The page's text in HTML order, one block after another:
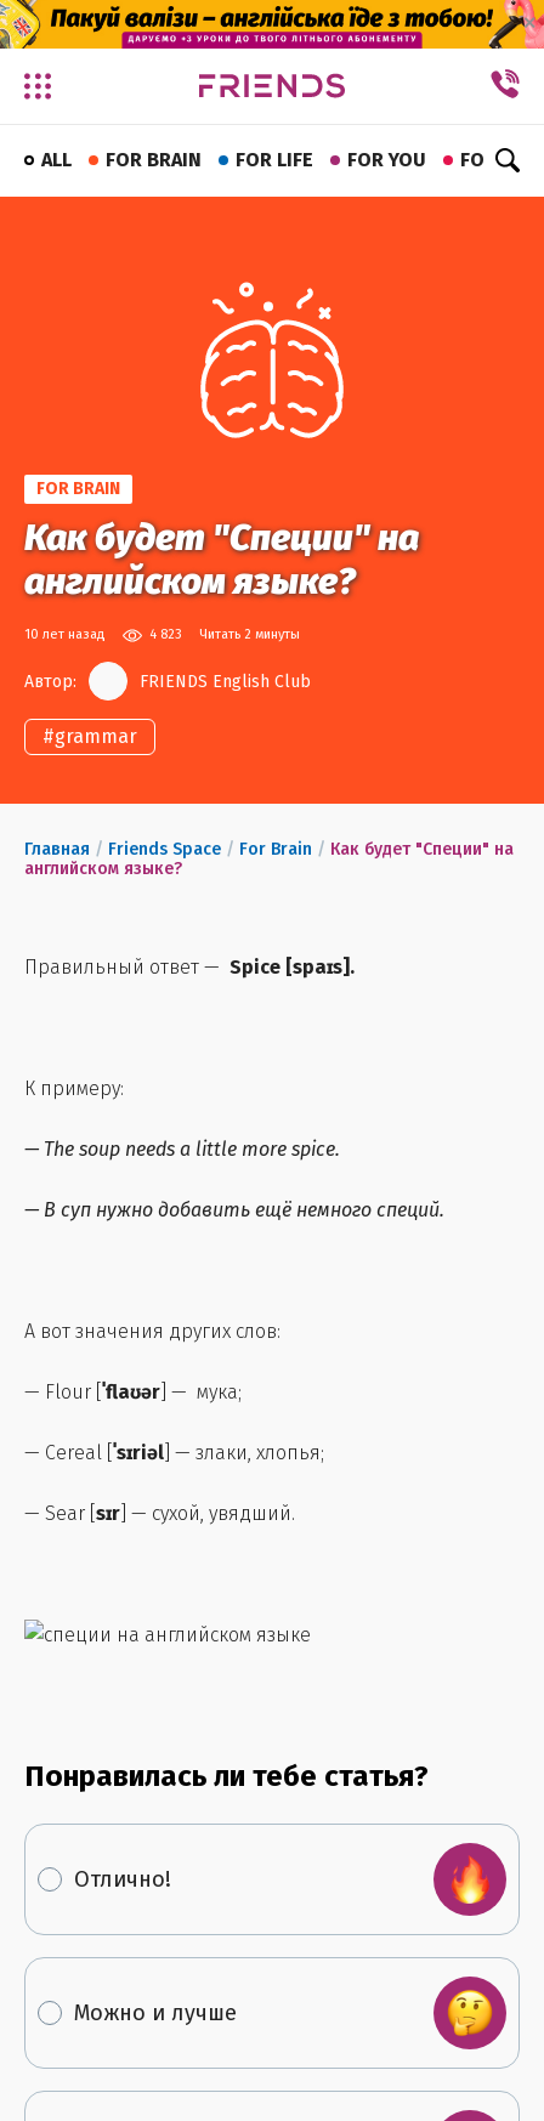
✕
ALL FOR BRAIN FOR LIFE FOR YOU FOR FUN
FOR BRAIN
Как будет "Специи" на
английском языке?
10 лет назад 4 823 Читать 2 минуты
Автор: FRIENDS English Club
#grammar
Главная / Friends Space / For Brain / Как будет "Специи" на
английском языке?
Правильный ответ — Spice [spaɪs].
К примеру:
— The soup needs a little more spice.
— В суп нужно добавить ещё немного специй.
А вот значения других слов:
— Flour [ ˈflaʊər ] — мука;
— Cereal [ ˈsɪriəl ] — злаки, хлопья;
— Sear [ sɪr ] — сухой, увядший.
Понравилась ли тебе статья?
Отлично!
Можно и лучше